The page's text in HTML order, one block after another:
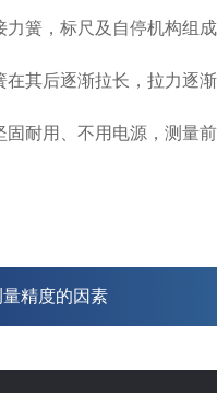
簧，标尺及自停机构组
后逐渐拉长，拉力逐渐
用、不用电源，测量
精度的因素